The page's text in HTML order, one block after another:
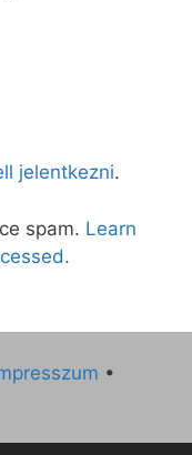
jelentkezni.
spam. Learn
•